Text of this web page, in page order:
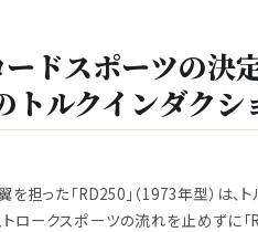
ードスポーツの
トルクインダクシ
担った「RD250」（1973年型）は、
ロークスポーツの流れを止めずに「